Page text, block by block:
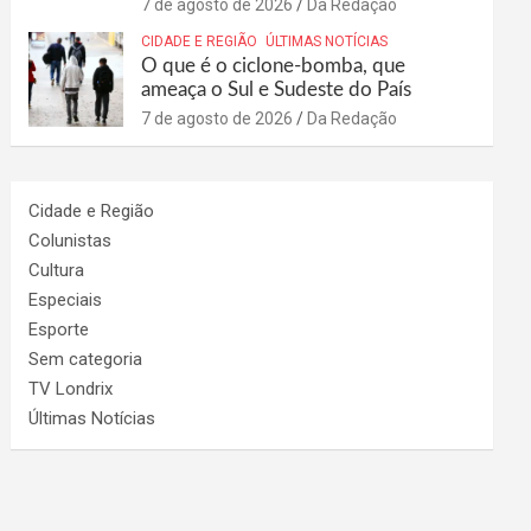
7 de agosto de 2026 Da Redação
CIDADE E REGIÃO ÚLTIMAS NOTÍCIAS
O que é o ciclone-bomba, que
ameaça o Sul e Sudeste do País
7 de agosto de 2026 Da Redação
Cidade e Região
Colunistas
Cultura
Especiais
Esporte
Sem categoria
TV Londrix
Últimas Notícias